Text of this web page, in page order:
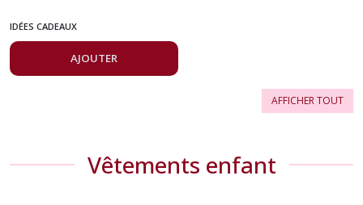
IDÉES CADEAUX
AJOUTER
AFFICHER TOUT
Vêtements enfant